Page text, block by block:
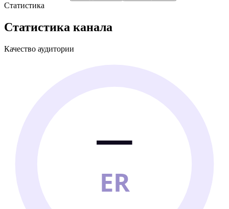
Статистика
Статистика канала
Качество аудитории
—
ER